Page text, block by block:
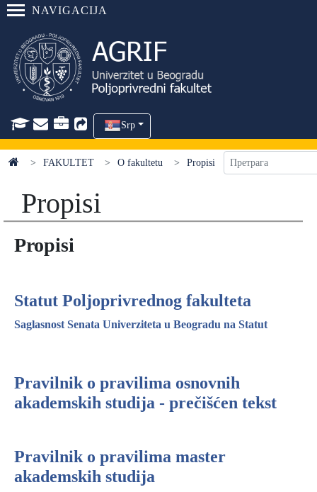
NAVIGACIJA
Srp
FAKULTET O fakultetu Propisi
Propisi
Propisi
Statut Poljoprivrednog fakulteta
Saglasnost Senata Univerziteta u Beogradu na Statut
Pravilnik o pravilima osnovnih
akademskih studija - prečišćen tekst
Pravilnik o pravilima master
akademskih studija